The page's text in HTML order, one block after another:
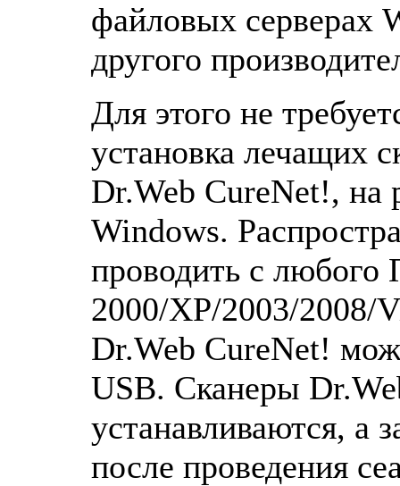
файловых серверах
другого
Для этого не
установка лечащих
Dr.Web CureNet!, на
Windows.
проводить с
2000/XP/2003/2008/
Dr.Web CureNet!
USB. Сканеры
устанавливаются, а
после проведения